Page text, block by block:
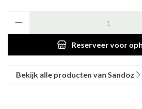
Reserveervoor
Bekijk alle producten van Sandoz